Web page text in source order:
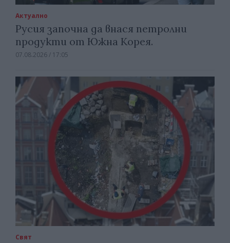
Актуално
Русия започна да внася петролни
продукти от Южна Корея.
07.08.2026 / 17:05
Свят